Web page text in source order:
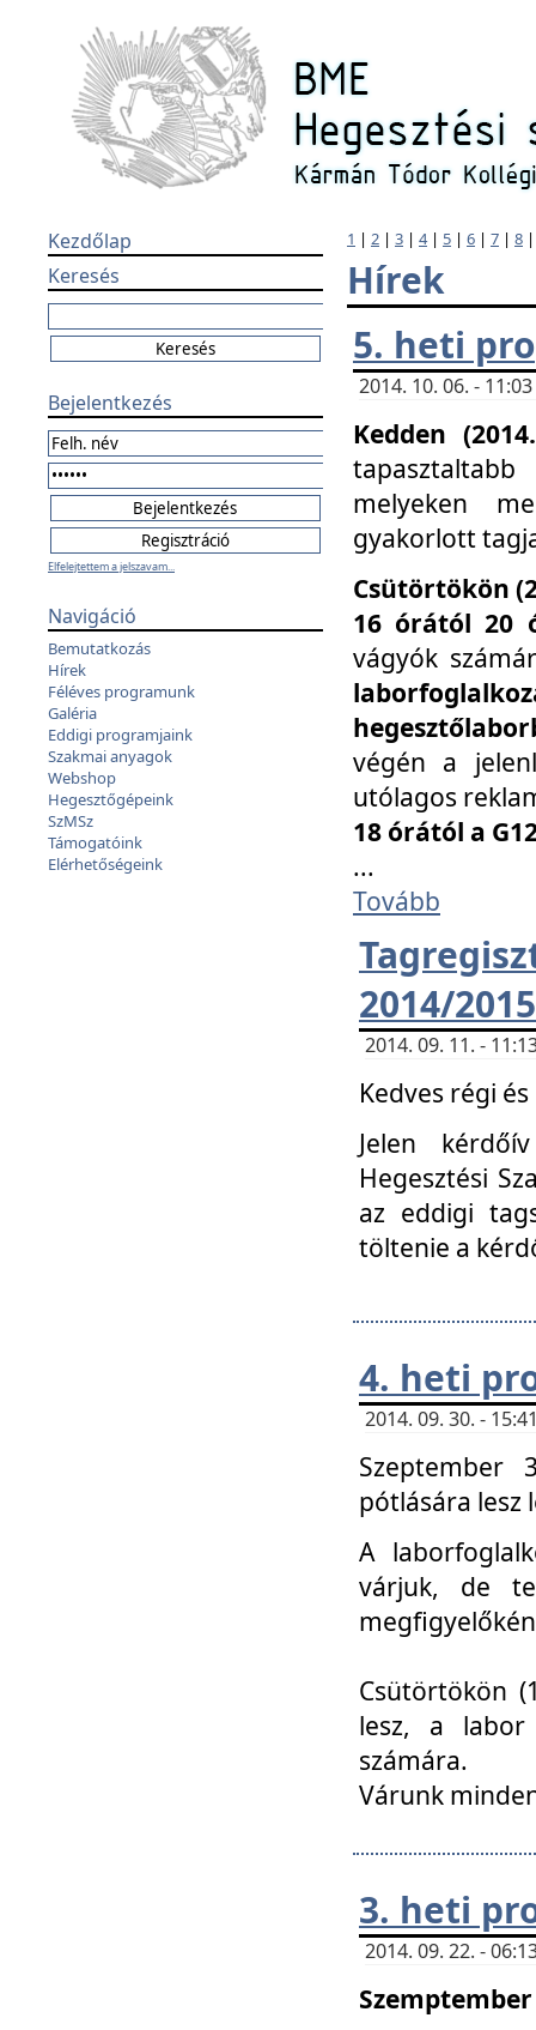
Kezdőlap
Keresés
Bejelentkezés
Elfelejtettem a jelszavam...
Navigáció
Bemutatkozás
Hírek
Féléves programunk
Galéria
Eddigi programjaink
Szakmai anyagok
Webshop
Hegesztőgépeink
SzMSz
Támogatóink
Elérhetőségeink
1 | 2 | 3 | 4| 5 | 6 | 7 | 8
Hírek
5. heti
2014. 10. 06. -
Kedden
melyeken
gyakorlott
Csütörtökön
16 órától 20
vágyók
végén a
utólagos
18 órától a
...
Tovább
2014/
2014. 09. 11. -
Kedves régi
Jelen
Hegesztési
az eddigi
töltenie a
4. heti
2014. 09. 30. -
Szeptember
pótlására lesz
A
várjuk, de
Csütörtökön
lesz, a labor
számára.
Várunk
3. heti
2014. 09. 22. -